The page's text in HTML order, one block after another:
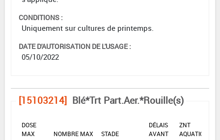
CONDITIONS :
Uniquement sur cultures de printemps.
DATE D'AUTORISATION DE L'USAGE :
05/10/2022
[15103214] Blé*Trt Part.Aer.*Rouille(s)
DOSE
MAX
NOMBRE MAX
STADE
DÉLAIS
AVANT
ZNT
AQUATIQUE